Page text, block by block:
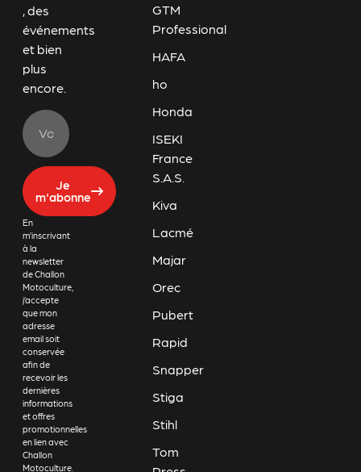
, des
événements
et bien
plus
encore.
Je
m'abonne
En
m’inscrivant
à la
newsletter
de Challon
Motoculture,
j’accepte
que mon
adresse
email soit
conservée
afin de
recevoir les
dernières
informations
et offres
promotionnelles
en lien avec
Challon
Motoculture.
GTM
Professional
HAFA
ho
Honda
ISEKI
France
S.A.S.
Kiva
Lacmé
Majar
Orec
Pubert
Rapid
Snapper
Stiga
Stihl
Tom